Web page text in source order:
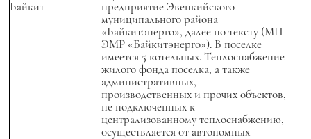
Байкит
предприятие Эвенкийского
муниципального района
«Байкитэнерго», далее по тексту (МП
ЭМР «Байкитэнерго»). В поселке
имеется 5 котельных. Теплоснабжение
жилого фонда поселка, а также
административных,
производственных и прочих объектов,
не подключенных к
централизованному теплоснабжению,
осуществляется от автономных